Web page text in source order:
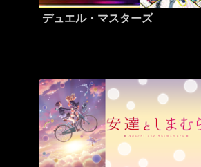
デュエル・マスターズ